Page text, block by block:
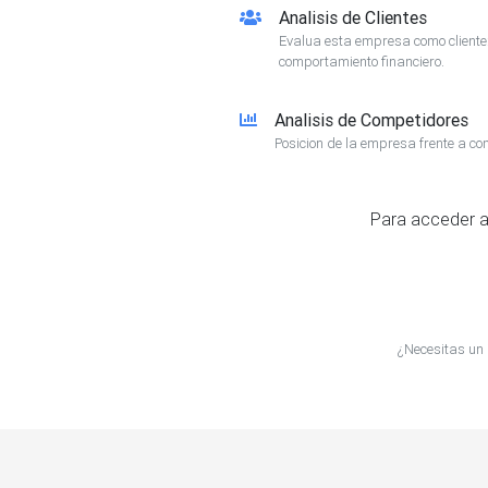
Analisis de Clientes
Evalua esta empresa como
comportamiento financiero.
Analisis de Competidores
Posicion de la empresa frente a
Para acceder
¿Necesitas un